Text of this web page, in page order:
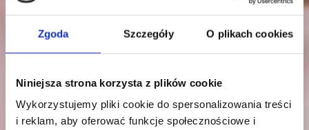
Zgoda Szczegóły O plikach cookies
Niniejsza strona korzysta z plików cookie
Wykorzystujemy pliki cookie do spersonalizowania treści
i reklam, aby oferować funkcje społecznościowe i